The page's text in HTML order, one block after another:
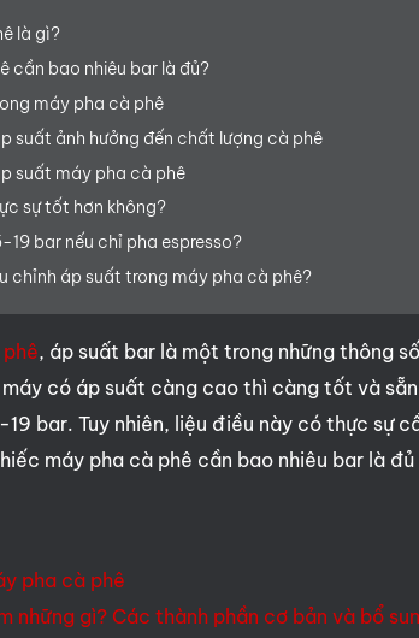
là gì?
cần bao nhiêu bar là đủ?
máy pha cà phê
suất ảnh hưởng đến chất lượng cà phê
suất máy pha cà phê
sự tốt hơn không?
19 bar nếu chỉ pha espresso?
chỉnh áp suất trong máy pha cà phê?
, áp suất bar là một trong những thông
có áp suất càng cao thì càng tốt và
bar. Tuy nhiên, liệu điều này có thực sự
máy pha cà phê cần bao nhiêu bar là
pha cà phê
những gì? Các thành phần cơ bản và bổ